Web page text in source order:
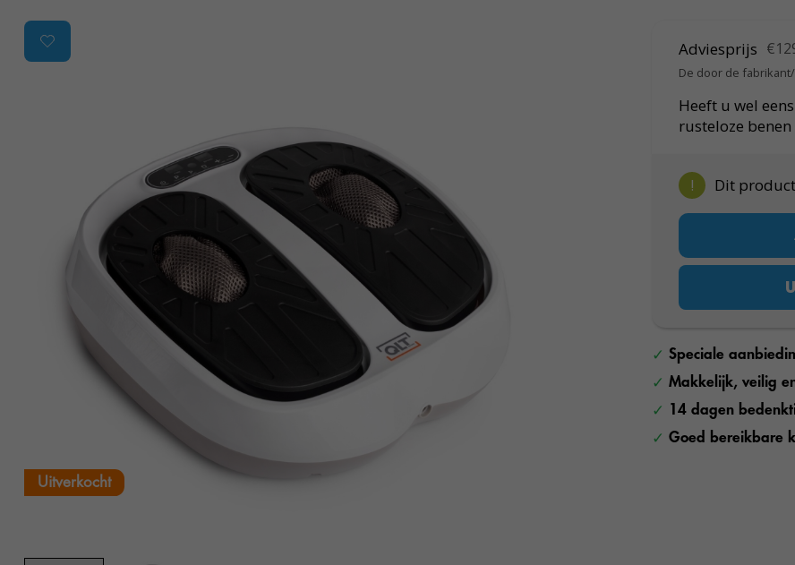
Product image slideshow Items
Uitverkocht
Adviesprijs
De door de
Heeft u wel
rusteloze
! Dit
Speciale
Makkelijk, veilig
14 dagen
Goed bereikbare